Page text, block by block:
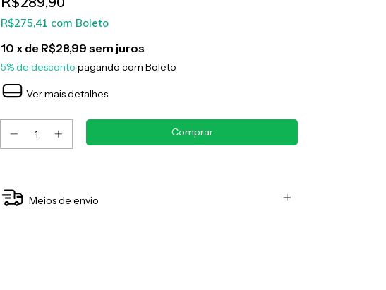
R$275,41 com Boleto
10 x de R$28,99 sem juros
5% de desconto pagando com Boleto
Ver mais detalhes
Meios de envio